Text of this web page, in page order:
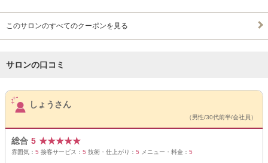
このサロンのすべてのクーポンを見る
サロンの口コミ
サロンPick Up
しょうさん
（男性/30代前半/会社員）
総合 5 ★★★★★
雰囲気： 5 接客サービス： 5 技術・仕上がり： 5 メニュー・料金： 5